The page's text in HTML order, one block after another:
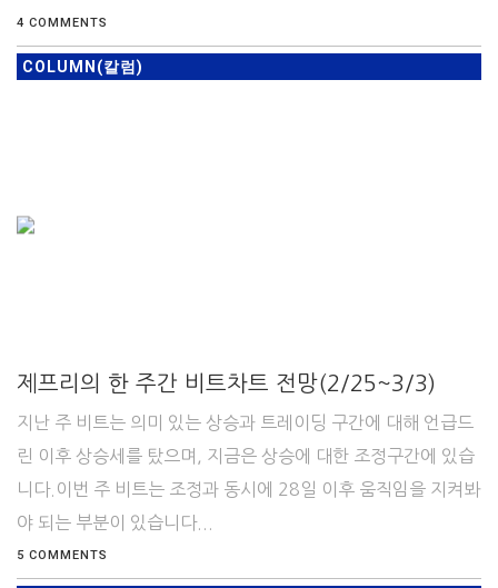
4 COMMENTS
COLUMN(칼럼)
제프리의 한 주간 비트차트 전망(2/25~3/3)
지난 주 비트는 의미 있는 상승과 트레이딩 구간에 대해 언급드
린 이후 상승세를 탔으며, 지금은 상승에 대한 조정구간에 있습
니다.이번 주 비트는 조정과 동시에 28일 이후 움직임을 지켜봐
야 되는 부분이 있습니다...
5 COMMENTS